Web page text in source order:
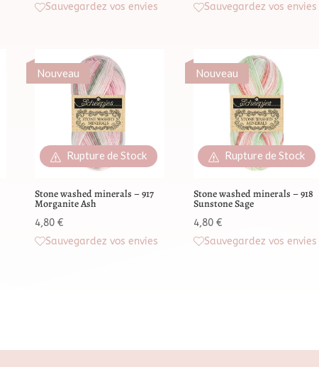
Sauvegardez vos envies
Sauvegardez vos envies
Nouveau
Rupture de Stock
Stone washed minerals – 917
Morganite Ash
4,80€
Sauvegardez vos envies
Nouveau
Rupture de Stock
Stone washed minerals – 918
Sunstone Sage
4,80 €
Sauvegardez vos envies